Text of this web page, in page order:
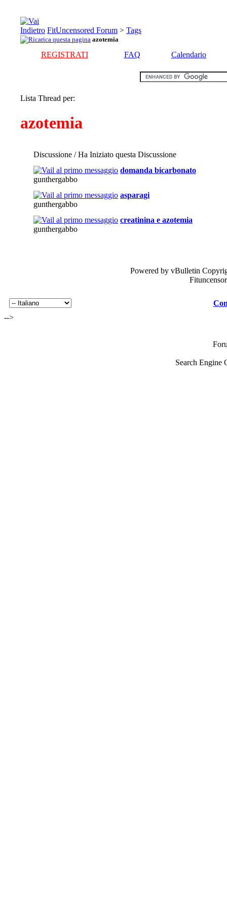
FitUncensored Forum > Tags
azotemia
REGISTRATI FAQ Calendario
Lista Thread per:
azotemia
Discussione / Ha Iniziato questa Discussione
domanda bicarbonato
gunthergabbo
asparagi
gunthergabbo
creatinina e azotemia
gunthergabbo
Powered by vBulletin
-->
Search Engine